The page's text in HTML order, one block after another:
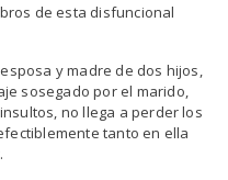
de esta disfuncional
y madre de dos hijos,
sosegado por el marido,
no llega a perder los
tanto en ella